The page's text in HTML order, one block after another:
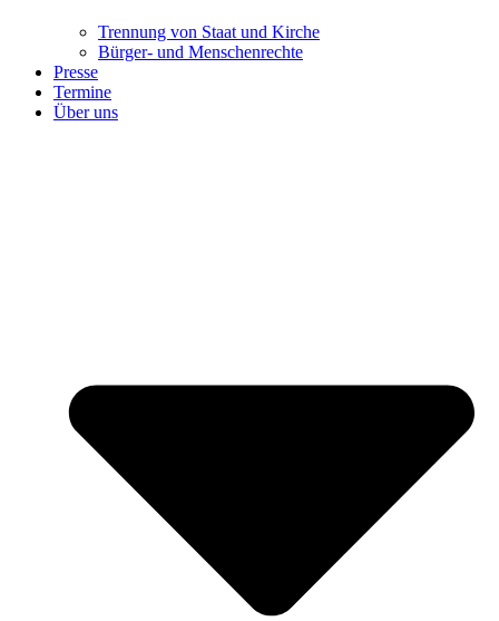
Trennung ​​​​​​​von Staat und Kirche
Bürger- und Menschenrechte
Presse
Termine
Über uns